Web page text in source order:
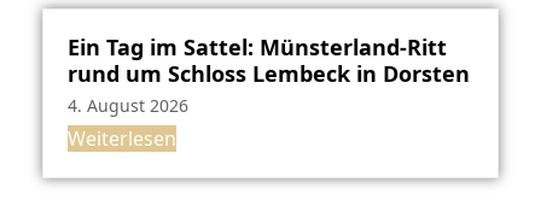
Ein Tag im Sattel: Münsterland-Ritt
rund um Schloss Lembeck in Dorsten
4. August 2026
Weiterlesen